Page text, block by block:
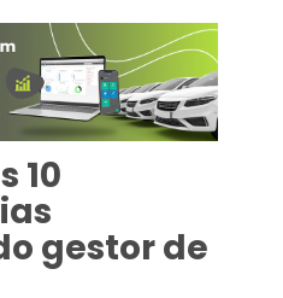
10
gestor de